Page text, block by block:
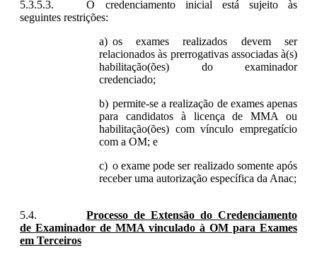
O credenciamento inicial está sujeito às
seguintes restrições:
os exames realizados devem ser
relacionados às prerrogativas associadas à(s)
habilitação(ões) do examinador
credenciado;
permite-se a realização de exames apenas
para candidatos à licença de MMA ou
habilitação(ões) com vínculo empregatício
com a OM; e
o exame pode ser realizado somente após
receber uma autorização específica da Anac;
Processo de Extensão do Credenciamento
de Examinador de MMA vinculado à OM para Exames
em Terceiros